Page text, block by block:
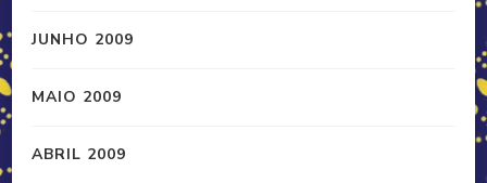
JUNHO 2009
MAIO 2009
ABRIL 2009